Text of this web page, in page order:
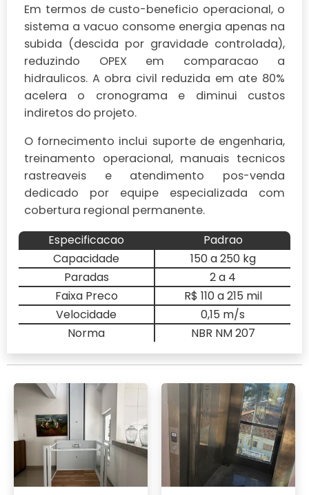
Em termos de custo-beneficio operacional, o
sistema a vacuo consome energia apenas na
subida (descida por gravidade controlada),
reduzindo OPEX em comparacao a
hidraulicos. A obra civil reduzida em ate 80%
acelera o cronograma e diminui custos
indiretos do projeto.
O fornecimento inclui suporte de engenharia,
treinamento operacional, manuais tecnicos
rastreaveis e atendimento pos-venda
dedicado por equipe especializada com
cobertura regional permanente.
Especificacao
Padrao
Capacidade
150 a 250 kg
Paradas
2 a 4
Faixa Preco
R$ 110 a 215 mil
Velocidade
0,15 m/s
Norma
NBR NM 207